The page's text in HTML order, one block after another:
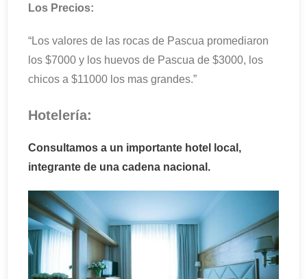
Los Precios:
“Los valores de las rocas de Pascua promediaron
los $7000 y los huevos de Pascua de $3000, los
chicos a $11000 los mas grandes.”
Hotelería:
Consultamos a un importante hotel local,
integrante de una cadena nacional.